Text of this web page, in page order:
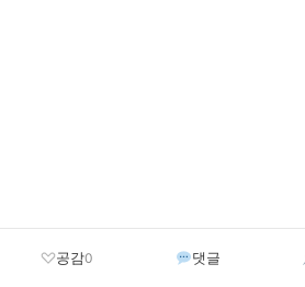
공감0 댓글